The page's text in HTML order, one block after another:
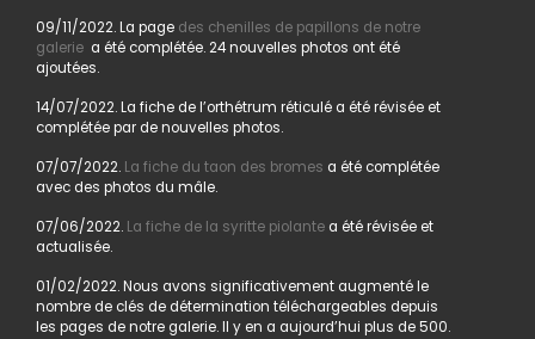
09/11/2022. La page des chenilles de papillons de notre
galerie a été complétée. 24 nouvelles photos ont été
ajoutées.
14/07/2022. La fiche de l’orthétrum réticulé a été révisée et
complétée par de nouvelles photos.
07/07/2022. La fiche du taon des bromes a été complétée
avec des photos du mâle.
07/06/2022. La fiche de la syritte piolantea été révisée et
actualisée.
01/02/2022. Nous avons significativement augmenté le
nombre de clés de détermination téléchargeables depuis
les pages de notre galerie. Il y en a aujourd’hui plus de 500.